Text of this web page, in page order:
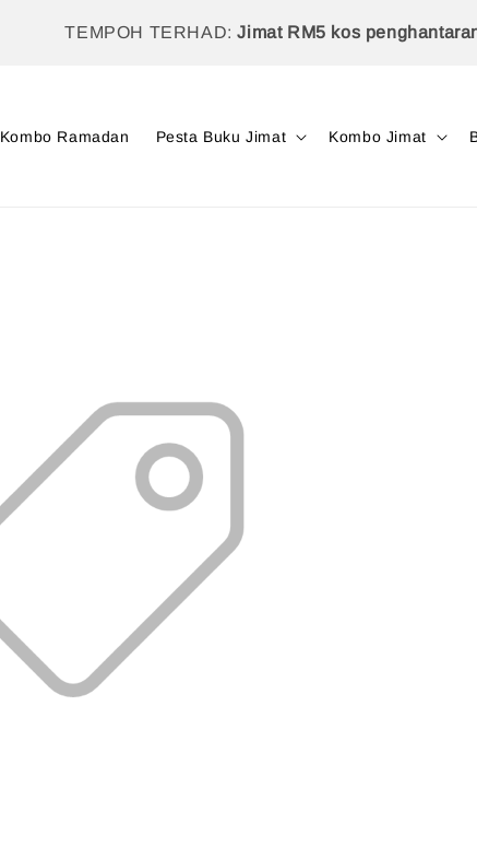
TEMPOH TERHAD:Jimat RM5 kos
Kombo Ramadan Pesta Buku Jimat Kombo Jimat